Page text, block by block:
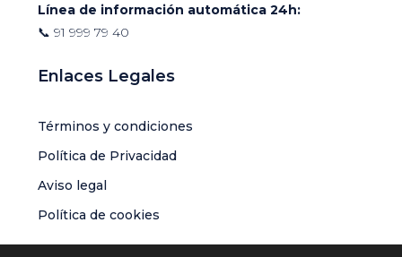
Línea de información automática 24h:
📞 91 999 79 40
Enlaces Legales
Términos y condiciones
Política de Privacidad
Aviso legal
Política de cookies